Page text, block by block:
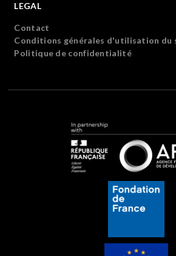
LEGAL
Contact
Conditions générales d'utilisation du
Politique de confidentialité